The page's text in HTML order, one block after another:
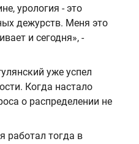
урология - это
дежурств. Меня это
и сегодня», -
уже успел
Когда настало
о распределении не
работал тогда в